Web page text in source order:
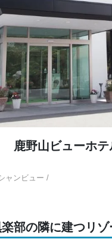
鹿野山ビューホテ
ャンビュー /
部の隣に建つリ